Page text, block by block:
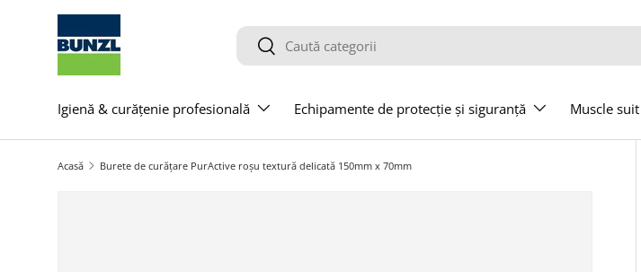
Salt la conținut Caută
Caută
Igienă & curățenie profesională Echipamente de protecție și siguranță Muscle suit
Acasă Burete de curățare PurActive roșu textură delicată 150mm x 70mm